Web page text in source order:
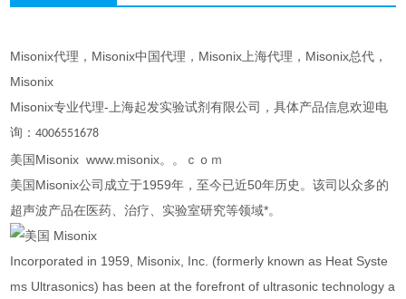
Misonix代理，Misonix中国代理，Misonix上海代理，Misonix总代，
Misonix
Misonix专业代理-上海起发实验试剂有限公司，具体产品信息欢迎电
询 ：4006551678
美国Misonix www.misonix。。ｃｏｍ
美国Misonix公司成立于1959年，至今已近50年历史。该司以众多的
超声波产品在医药、治疗、实验室研究等领域*。
Incorporated in 1959, Misonix, Inc. (formerly known as Heat Syste
ms Ultrasonics) has been at the forefront of ultrasonic technology a